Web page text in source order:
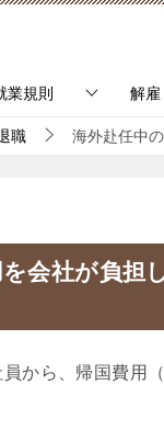
業規則 解雇
職 海外赴任中
会社が負担
から、帰国費用